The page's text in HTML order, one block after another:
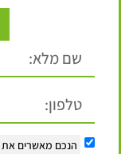
הנכם מאשרים את